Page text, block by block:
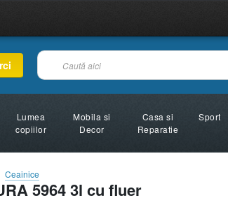
Lumea
copiilor
Mobila si
Decor
Casa si
Reparatie
Sport
Ceainice
5964 3l cu fluer